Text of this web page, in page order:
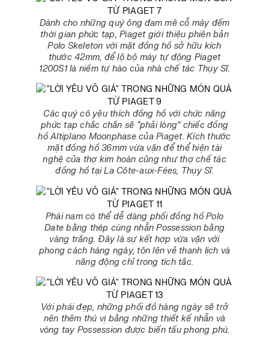
Dành cho những quý ông đam mê cỗ máy đếm
thời gian phức tạp, Piaget giới thiệu phiên bản
Polo Skeleton với mặt đồng hồ sở hữu kích
thước 42mm, để lộ bộ máy tự động Piaget
1200S1 là niềm tự hào của nhà chế tác Thụy Sĩ.
Các quý cô yêu thích đồng hồ với chức năng
phức tạp chắc chắn sẽ “phải lòng” chiếc đồng
hồ Altiplano Moonphase của Piaget. Kích thước
mặt đồng hồ 36mm vừa vặn để thể hiện tài
nghệ của thợ kim hoàn cũng như thợ chế tác
đồng hồ tại La Côte-aux-Fées, Thụy Sĩ.
Phái nam có thể dễ dàng phối đồng hồ Polo
Date bằng thép cùng nhẫn Possession bằng
vàng trắng. Đây là sự kết hợp vừa vặn với
phong cách hàng ngày, tôn lên vẻ thanh lịch và
năng động chỉ trong tích tắc.
Với phái đẹp, những phối đồ hàng ngày sẽ trở
nên thêm thú vị bằng những thiết kế nhẫn và
vòng tay Possession được biến tấu phong phú.